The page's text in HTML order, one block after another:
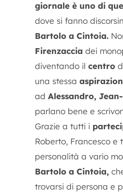
giornale è uno di
dove si fanno
Bartolo a Cintoia.
Firenzaccia dei
diventando il centro
una stessa
ad Alessandro,
parlano bene e
Grazie a tutti i
Roberto, Francesco
personalità a vario
Bartolo a Cintoia,
trovarsi di persona e